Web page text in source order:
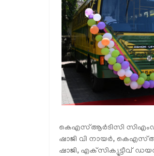
കെഎസ്ആർടിസി സിഎംഡി
ഷാജി വി നായർ,
ഷാജി, എക്‌സിക്യൂട്ടീവ്